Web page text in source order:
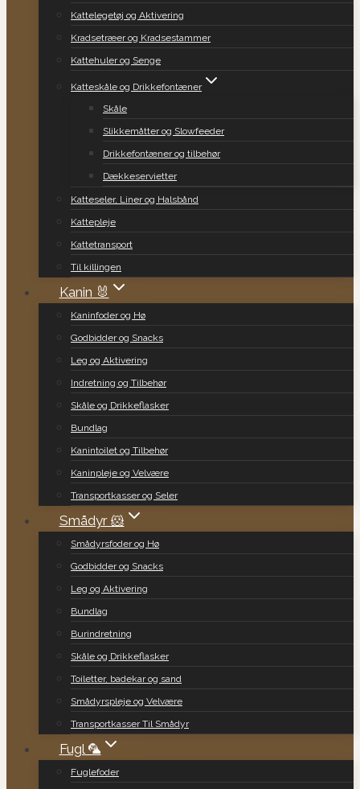
Kattelegetøj og Aktivering
Kradsetræer og Kradsestammer
Kattehuler og Senge
Katteskåle og Drikkefontæner
Skåle
Slikkemåtter og Slowfeeder
Drikkefontæner og tilbehør
Dækkeservietter
Katteseler, Liner og Halsbånd
Kattepleje
Kattetransport
Til killingen
Kanin 🐰
Kaninfoder og Hø
Godbidder og Snacks
Leg og Aktivering
Indretning og Tilbehør
Skåle og Drikkeflasker
Bundlag
Kanintoilet og Tilbehør
Kaninpleje og Velvære
Transportkasser og Seler
Smådyr 🐹
Smådyrsfoder og Hø
Godbidder og Snacks
Leg og Aktivering
Bundlag
Burindretning
Skåle og Drikkeflasker
Toiletter, badekar og sand
Smådyrspleje og Velvære
Transportkasser Til Smådyr
Fugl 🦜
Fuglefoder